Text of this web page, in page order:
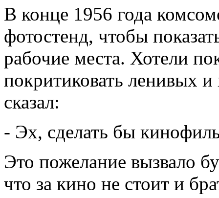
В конце 1956 года
фотостенд, чтобы
рабочие места. Хотели
покритиковать ленивых
сказал:
- Эх, сделать бы
Это пожелание вызвало
что за кино не стоит и